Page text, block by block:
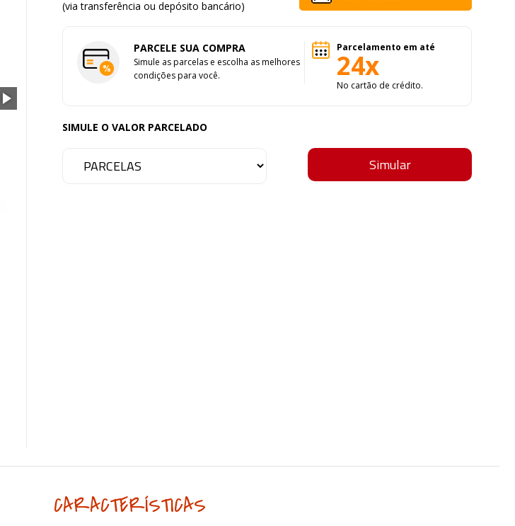
(via transferência ou depósito bancário)
PARCELE SUA COMPRA
Simule as parcelas e escolha as melhores
condições para você.
Parcelamento em até
24x
No cartão de crédito.
SIMULE O VALOR PARCELADO
CARACTERÍSTICAS